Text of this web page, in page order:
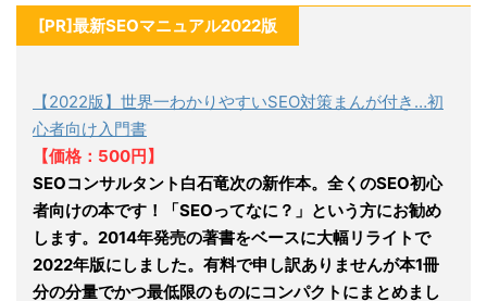
[PR]最新SEOマニュアル2022版
【2022版】世界一わかりやすいSEO対策まんが付き…初
心者向け入門書
【価格：500円】
SEOコンサルタント白石竜次の新作本。全くのSEO初心
者向けの本です！「SEOってなに？」という方にお勧め
します。2014年発売の著書をベースに大幅リライトで
2022年版にしました。有料で申し訳ありませんが本1冊
分の分量でかつ最低限のものにコンパクトにまとめまし